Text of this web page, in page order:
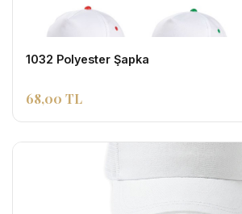
1032 Polyester Şapka
68,00 TL